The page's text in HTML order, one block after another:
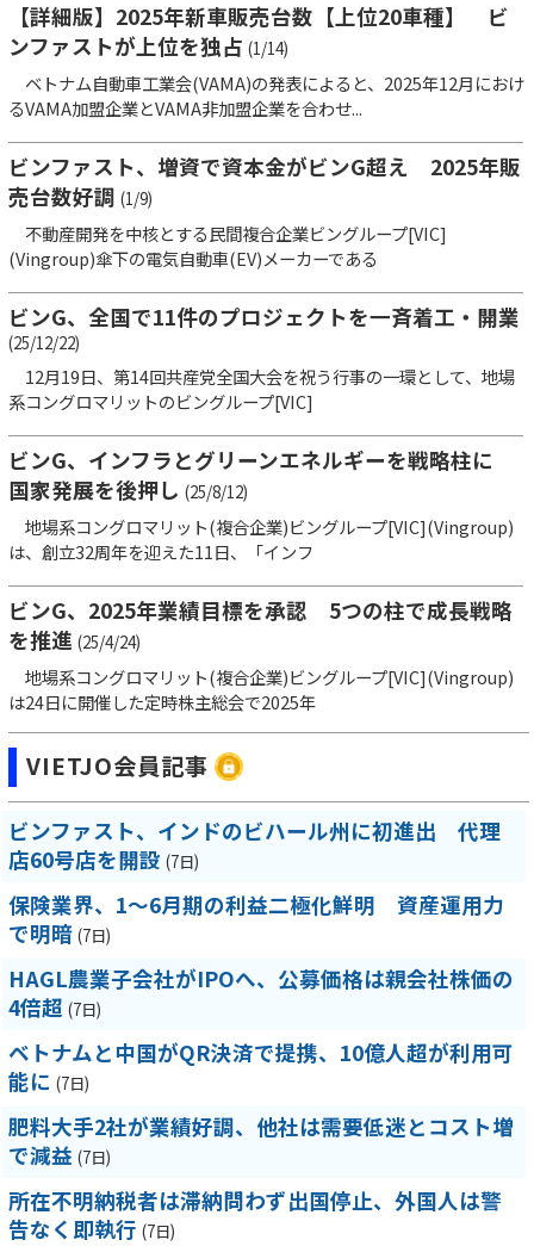
【詳細版】2025年新車販売台数【上位20車種】 ビ
ンファストが上位を独占 (1/14)
ベトナム自動車工業会(VAMA)の発表によると、2025年12月におけ
るVAMA加盟企業とVAMA非加盟企業を合わせ...
ビンファスト、増資で資本金がビンG超え 2025年販
売台数好調 (1/9)
不動産開発を中核とする民間複合企業ビングループ[VIC]
(Vingroup)傘下の電気自動車(EV)メーカーである
ビンG、全国で11件のプロジェクトを一斉着工・開業
(25/12/22)
12月19日、第14回共産党全国大会を祝う行事の一環として、地場
系コングロマリットのビングループ[VIC]
ビンG、インフラとグリーンエネルギーを戦略柱に
国家発展を後押し (25/8/12)
地場系コングロマリット(複合企業)ビングループ[VIC](Vingroup)
は、創立32周年を迎えた11日、「インフ
ビンG、2025年業績目標を承認 5つの柱で成長戦略
を推進 (25/4/24)
地場系コングロマリット(複合企業)ビングループ[VIC](Vingroup)
は24日に開催した定時株主総会で2025年
VIETJO会員記事
ビンファスト、インドのビハール州に初進出 代理
店60号店を開設 (7日)
保険業界、1～6月期の利益二極化鮮明 資産運用力
で明暗 (7日)
HAGL農業子会社がIPOへ、公募価格は親会社株価の
4倍超 (7日)
ベトナムと中国がQR決済で提携、10億人超が利用可
能に (7日)
肥料大手2社が業績好調、他社は需要低迷とコスト増
で減益 (7日)
所在不明納税者は滞納問わず出国停止、外国人は警
告なく即執行 (7日)